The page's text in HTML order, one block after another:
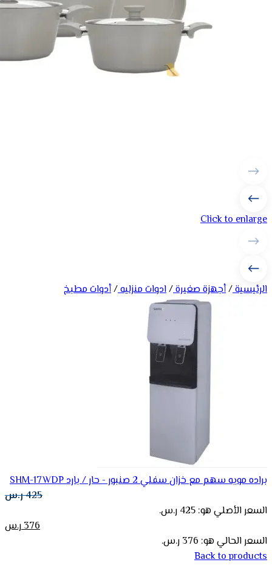
Click to enlarge
الرئيسية/أجهزة صغيرة/ادوات منزليه/أدوات مطبخ
براده مويه سهم مع خزان سفلي 2 صنبور - حار / بارد SHM-17WDP
425ر.س
السعر الأصلي هو: 425 ر.س.
376ر.س
السعر الحالي هو: 376 ر.س.
Back to products